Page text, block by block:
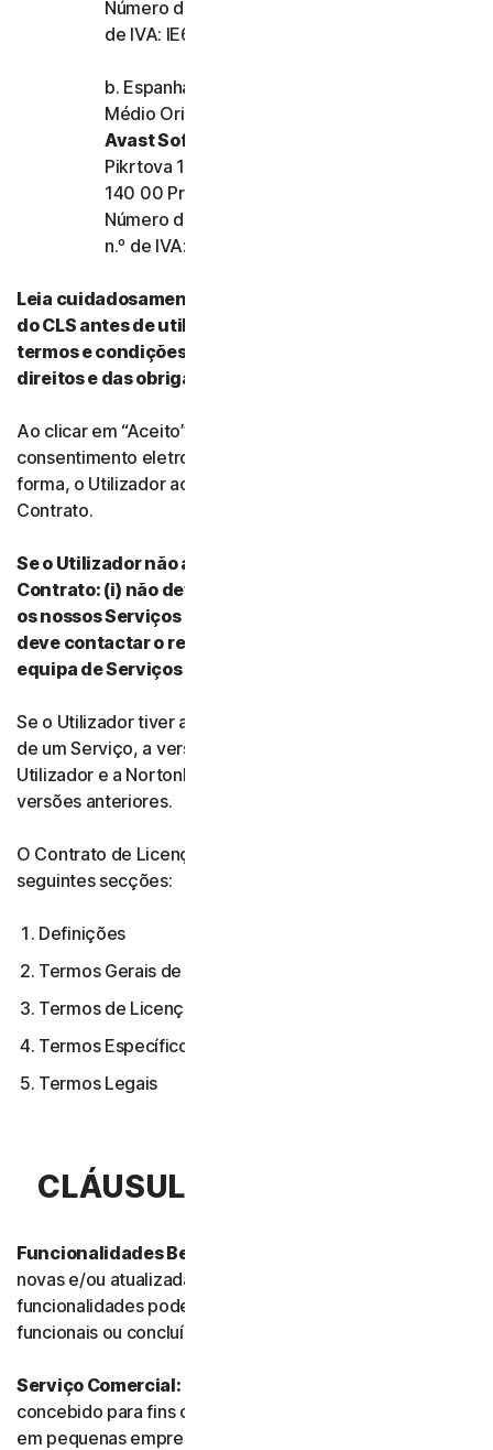
Número de registo da empresa: 159355 e n.º
de IVA: IE6557355A
b. Espanha, França, Itália e o resto da Europa,
Médio Oriente e África
Avast Software s.r.o.
Pikrtova 1737/1a, Nusle,
140 00 Praha 4, República Checa
Número de registo da empresa: 02176475 e
n.º de IVA: CZ02176475
Leia cuidadosamente todos os termos e condições
do CLS antes de utilizar os nossos Serviços. Esses
termos e condições contêm informações acerca dos
direitos e das obrigações do Utilizador.
Ao clicar em “Aceito” (“I Agree”) ou ao indicar
consentimento eletronicamente de qualquer outra
forma, o Utilizador aceita os termos e condições do
Contrato.
Se o Utilizador não aceitar os termos e condições do
Contrato: (i) não deve transferir, instalar ou utilizar
os nossos Serviços nem aceder aos mesmos e (ii)
deve contactar o respetivo Fornecedor ou a nossa
equipa de Serviços e Suporte para Clientes.
Se o Utilizador tiver aceite várias versões do Contrato
de um Serviço, a versão mais atual do Contrato entre o
Utilizador e a NortonLifeLock anula e substitui todas as
versões anteriores.
O Contrato de Licença e Serviços é composto pelas
seguintes secções:
Definições
Termos Gerais de Serviço
Termos de Licença de Software
Termos Específicos de Alguns Serviços
Termos Legais
CLÁUSULA 1.ª – DEFINIÇÕES
Funcionalidades Beta:
novas e/ou atualizadas ainda em modo de teste. Essas
funcionalidades podem ainda não estar totalmente
funcionais ou concluídas.
Serviço Comercial:
concebido para fins comerciais e destinado a uso interno
em pequenas empresas.